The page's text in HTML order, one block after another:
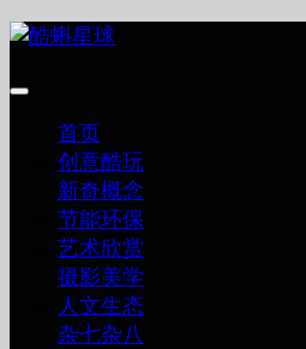
跳
内
首页
创意酷玩
新奇概念
节能环保
艺术欣赏
摄影美学
人文生态
杂七杂八